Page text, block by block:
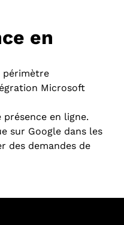
en
périmètre
Microsoft
en ligne.
sur Google dans les
des demandes de